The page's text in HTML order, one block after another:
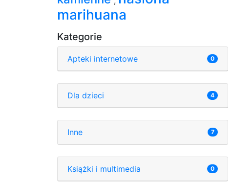
marihuana
Kategorie
Apteki internetowe 0
Dla dzieci 4
Inne 7
Książki i multimedia 0